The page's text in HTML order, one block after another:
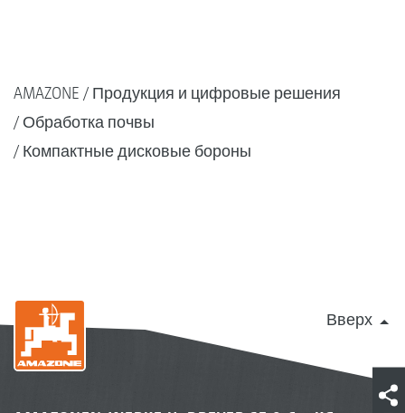
AMAZONE
Продукция и цифровые решения
Обработка почвы
Компактные дисковые бороны
Вверх